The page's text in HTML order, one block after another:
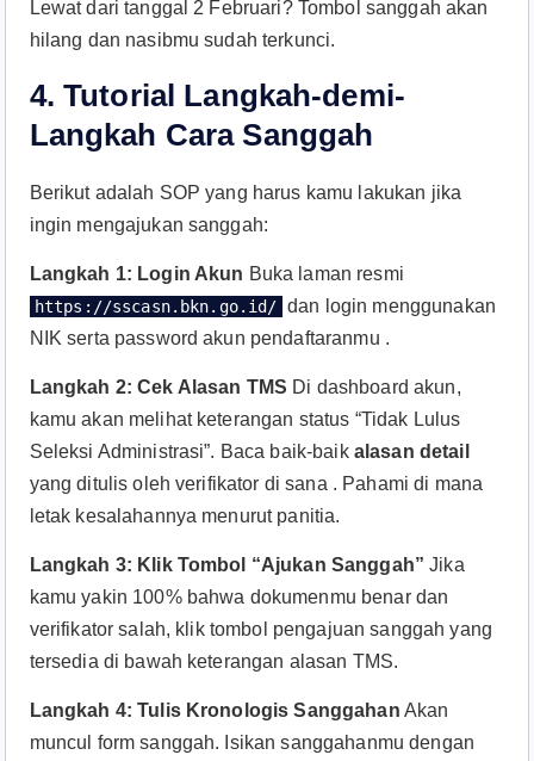
Lewat dari tanggal 2 Februari? Tombol sanggah akan
hilang dan nasibmu sudah terkunci.
4. Tutorial Langkah-demi-
Langkah Cara Sanggah
Berikut adalah SOP yang harus kamu lakukan jika
ingin mengajukan sanggah:
Langkah 1: Login Akun Buka laman resmi
https://sscasn.bkn.go.id/ dan login menggunakan
NIK serta password akun pendaftaranmu .
Langkah 2: Cek Alasan TMS Di dashboard akun,
kamu akan melihat keterangan status “Tidak Lulus
Seleksi Administrasi”. Baca baik-baik alasan detail
yang ditulis oleh verifikator di sana . Pahami di mana
letak kesalahannya menurut panitia.
Langkah 3: Klik Tombol “Ajukan Sanggah” Jika
kamu yakin 100% bahwa dokumenmu benar dan
verifikator salah, klik tombol pengajuan sanggah yang
tersedia di bawah keterangan alasan TMS.
Langkah 4: Tulis Kronologis Sanggahan Akan
muncul form sanggah. Isikan sanggahanmu dengan